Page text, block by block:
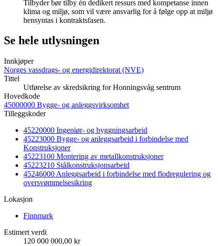
Tilbyder bør tilby én dedikert ressurs med kompetanse innen
klima og miljø, som vil være ansvarlig for å følge opp at miljø
hensyntas i kontraktsfasen.
Se hele utlysningen
Innkjøper
Norges vassdrags- og energidirektorat (NVE)
Tittel
Utførelse av skredsikring for Honningsvåg sentrum
Hovedkode
45000000 Bygge- og anleggsvirksomhet
Tilleggskoder
45220000 Ingeniør- og byggningsarbeid
45223000 Bygge- og anleggsarbeid i forbindelse med
Konstruksjoner
45223100 Montering av metallkonstruksjoner
45223210 Stålkonstruksjonsarbeid
45246000 Anleggsarbeid i forbindelse med flodregulering og
oversvømmelsesikring
Lokasjon
Finnmark
Estimert verdi
120 000 000,00 kr